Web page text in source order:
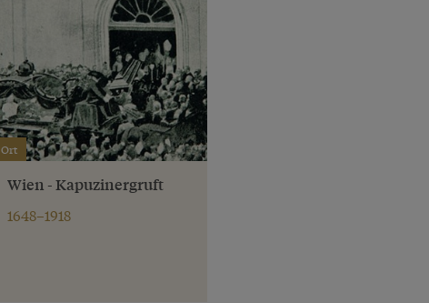
Ort
Wien - Kapuzinergruft
1648–1918